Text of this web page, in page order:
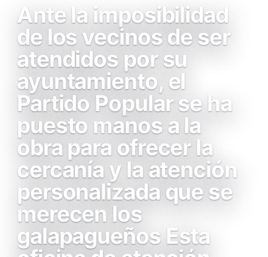
Ante la imposibilidad
de los vecinos de ser
atendidos por su
ayuntamiento, el
Partido Popular se ha
puesto manos a la
obra para ofrecer la
cercanía y la atención
personalizada que se
merecen los
galapagueños Esta